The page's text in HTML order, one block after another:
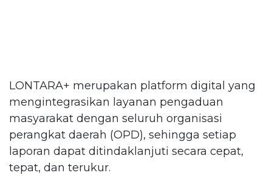
LONTARA+ merupakan platform digital yang
mengintegrasikan layanan pengaduan
masyarakat dengan seluruh organisasi
perangkat daerah (OPD), sehingga setiap
laporan dapat ditindaklanjuti secara cepat,
tepat, dan terukur.